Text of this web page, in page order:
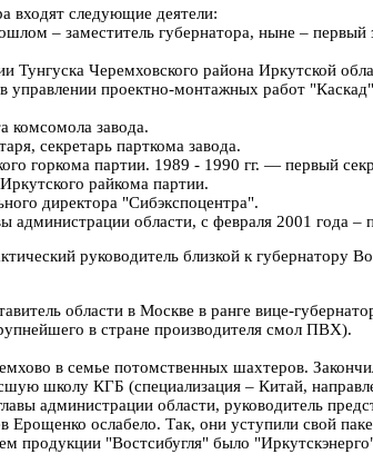
входят следующие деятели:
– заместитель губернатора, ныне –
Тунгуска Черемховского района Иркутской
управлении проектно-монтажных работ
комсомола завода.
секретарь парткома завода.
горкома партии. 1989 - 1990 гг. — первый
райкома партии.
директора "Сибэкспоцентра".
администрации области, с февраля 2001 года –
руководитель близкой к губернатору
области в Москве в ранге вице-
в стране производителя смол ПВХ).
в семье потомственных шахтеров.
школу КГБ (специализация – Китай,
администрации области, руководитель
Ерощенко ослабело. Так, они уступили свой
продукции "Востсибугля" было